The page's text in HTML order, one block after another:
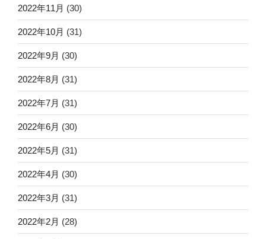
2022年11月 (30)
2022年10月 (31)
2022年9月 (30)
2022年8月 (31)
2022年7月 (31)
2022年6月 (30)
2022年5月 (31)
2022年4月 (30)
2022年3月 (31)
2022年2月 (28)